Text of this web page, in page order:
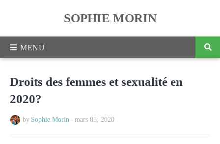
SOPHIE MORIN
Droits des femmes et sexualité en
2020?
by Sophie Morin - mars 05, 2020